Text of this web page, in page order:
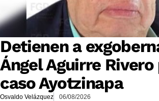
Detienen a
Ángel Aguirre
caso Ayotzinapa
Osvaldo Velázquez 06/08/2026